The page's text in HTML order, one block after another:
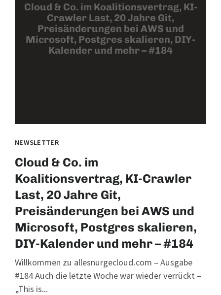
Cloud & Co. im Koalitionsvertrag, KI-
Crawler Last, 20 Jahre Git,
Preisänderungen bei AWS und
Microsoft, Postgres skalieren, DIY-
Kalender und mehr – #184
NEWSLETTER
Cloud & Co. im
Koalitionsvertrag, KI-Crawler
Last, 20 Jahre Git,
Preisänderungen bei AWS und
Microsoft, Postgres skalieren,
DIY-Kalender und mehr – #184
Willkommen zu allesnurgecloud.com – Ausgabe
#184 Auch die letzte Woche war wieder verrückt –
„This is...